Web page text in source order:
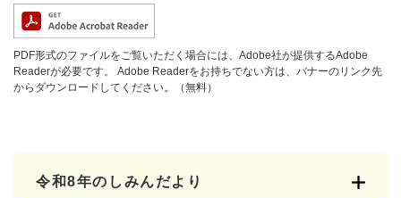
PDF形式のファイルをご覧いただく場合には、Adobe社が提供するAdobe
Readerが必要です。
Adobe Readerをお持ちでない方は、バナーのリンク先
からダウンロードしてください。（無料）
令和8年のしみんだより